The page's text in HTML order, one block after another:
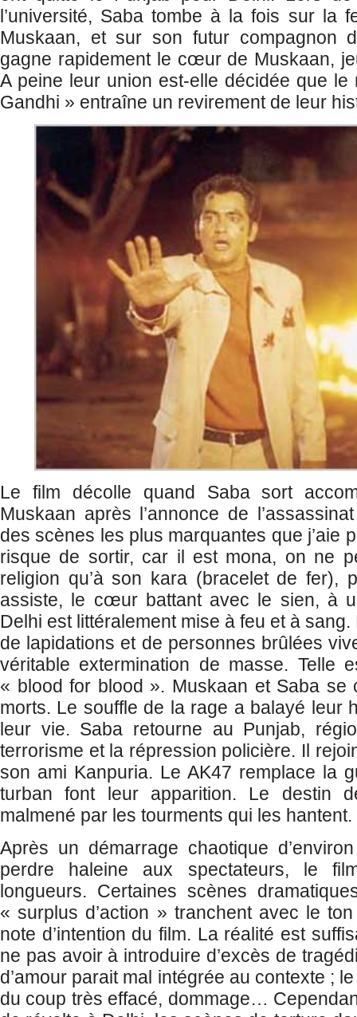
l’université, Saba tombe à la fois sur la
Muskaan, et sur son futur compagnon
gagne rapidement le cœur de Muskaan,
A peine leur union est-elle décidée que le
Gandhi » entraîne un revirement de leur
Le film décolle quand Saba sort
Muskaan après l’annonce de l’assassinat
des scènes les plus marquantes que j’aie
risque de sortir, car il est mona, on ne
religion qu’à son kara (bracelet de fer),
assiste, le cœur battant avec le sien, à
Delhi est littéralement mise à feu et à
de lapidations et de personnes brûlées
véritable extermination de masse. Telle
« blood for blood ». Muskaan et Saba se
morts. Le souffle de la rage a balayé leur
leur vie. Saba retourne au Punjab,
terrorisme et la répression policière. Il
son ami Kanpuria. Le AK47 remplace la
turban font leur apparition. Le destin
malmené par les tourments qui les hantent.
Après un démarrage chaotique
perdre haleine aux spectateurs, le
longueurs. Certaines scènes
« surplus d’action » tranchent avec le
note d’intention du film. La réalité est
ne pas avoir à introduire d’excès de
d’amour parait mal intégrée au contexte ;
du coup très effacé, dommage…